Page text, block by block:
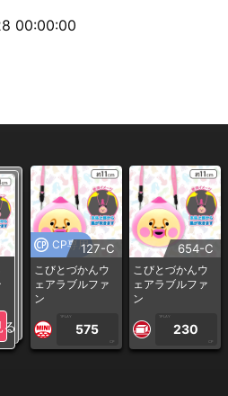
00:00:00
CP専用127-C
こびとづかんウ
ェアラブルファ
ン
1PLAY
575
CP
654-C
こびとづかんウ
ェアラブルファ
ン
1PLAY
230
CP